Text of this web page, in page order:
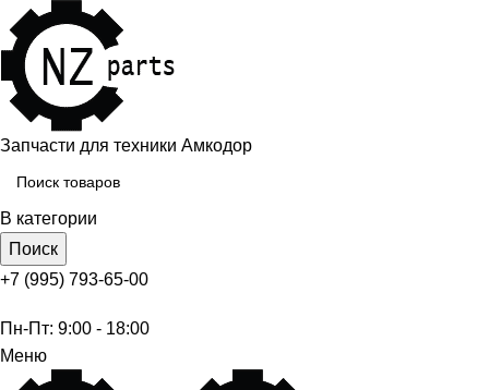
Запчасти для техники Амкодор
В категории
Поиск
+7 (995) 793-65-00
Пн-Пт: 9:00 - 18:00
Меню